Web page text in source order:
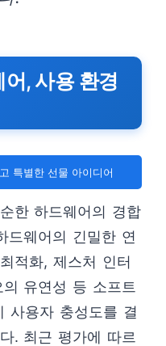
, 사용 환경
특별한 선물 아이디어
한 하드웨어의 경합
드웨어의 긴밀한 연
적화, 제스처 인터
유연성 등 소프트
사용자 충성도를 결
. 최근 평가에 따르